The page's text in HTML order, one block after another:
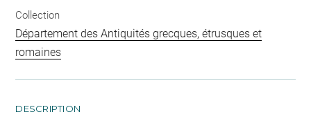
Collection
Département des Antiquités grecques, étrusques et
romaines
DESCRIPTION